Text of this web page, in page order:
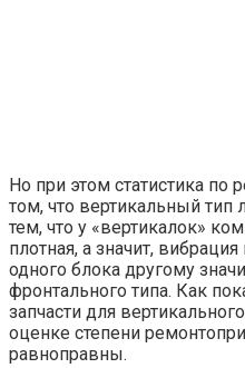
Но при этом статистика по
том, что вертикальный тип
тем, что у «вертикалок»
плотная, а значит,
одного блока другому
фронтального типа. Как
запчасти для
оценке степени
равноправны.